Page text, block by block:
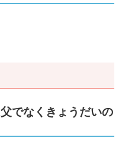
でなくきょうだいの